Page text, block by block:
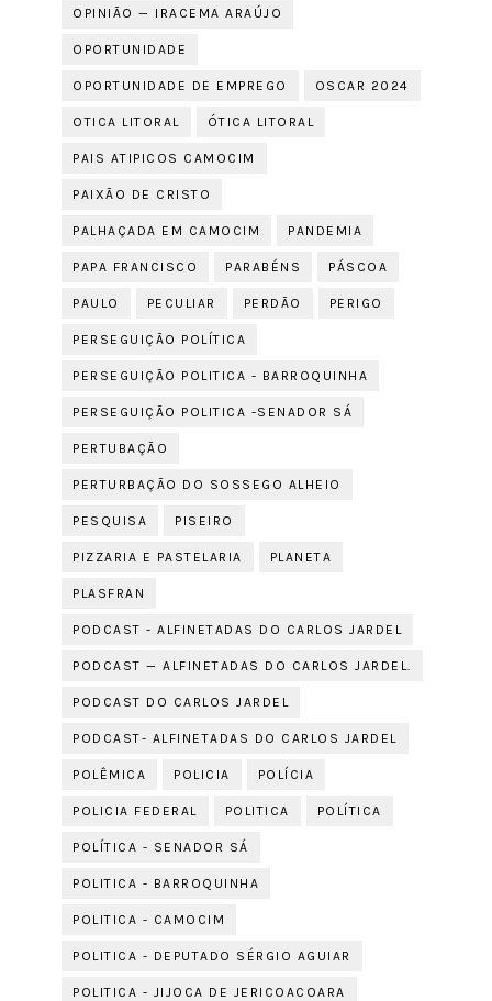
OPINIÃO — IRACEMA ARAÚJO
OPORTUNIDADE
OPORTUNIDADE DE EMPREGO OSCAR 2024
OTICA LITORAL ÓTICA LITORAL
PAIS ATIPICOS CAMOCIM
PAIXÃO DE CRISTO
PALHAÇADA EM CAMOCIM PANDEMIA
PAPA FRANCISCO PARABÉNS PÁSCOA
PAULO PECULIAR PERDÃO PERIGO
PERSEGUIÇÃO POLÍTICA
PERSEGUIÇÃO POLITICA - BARROQUINHA
PERSEGUIÇÃO POLITICA -SENADOR SÁ
PERTUBAÇÃO
PERTURBAÇÃO DO SOSSEGO ALHEIO
PESQUISA PISEIRO
PIZZARIA E PASTELARIA PLANETA
PLASFRAN
PODCAST - ALFINETADAS DO CARLOS JARDEL
PODCAST — ALFINETADAS DO CARLOS JARDEL.
PODCAST DO CARLOS JARDEL
PODCAST- ALFINETADAS DO CARLOS JARDEL
POLÊMICA POLICIA POLÍCIA
POLICIA FEDERAL POLITICA POLÍTICA
POLÍTICA - SENADOR SÁ
POLITICA - BARROQUINHA
POLITICA - CAMOCIM
POLITICA - DEPUTADO SÉRGIO AGUIAR
POLITICA - JIJOCA DE JERICOACOARA